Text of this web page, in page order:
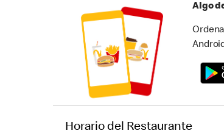
Algo
Horario del Restaurante